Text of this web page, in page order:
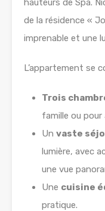
hauteurs de Spa.
de la résidence «
imprenable et une
L’appartement se
Trois
famille ou pour
Un vaste
lumière, avec
une vue
Une cuisine
pratique.